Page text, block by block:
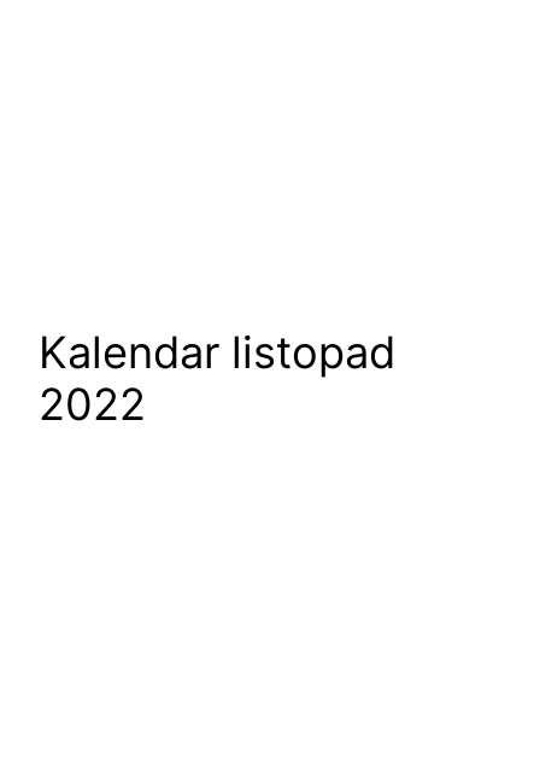
Kalendar listopad
2022